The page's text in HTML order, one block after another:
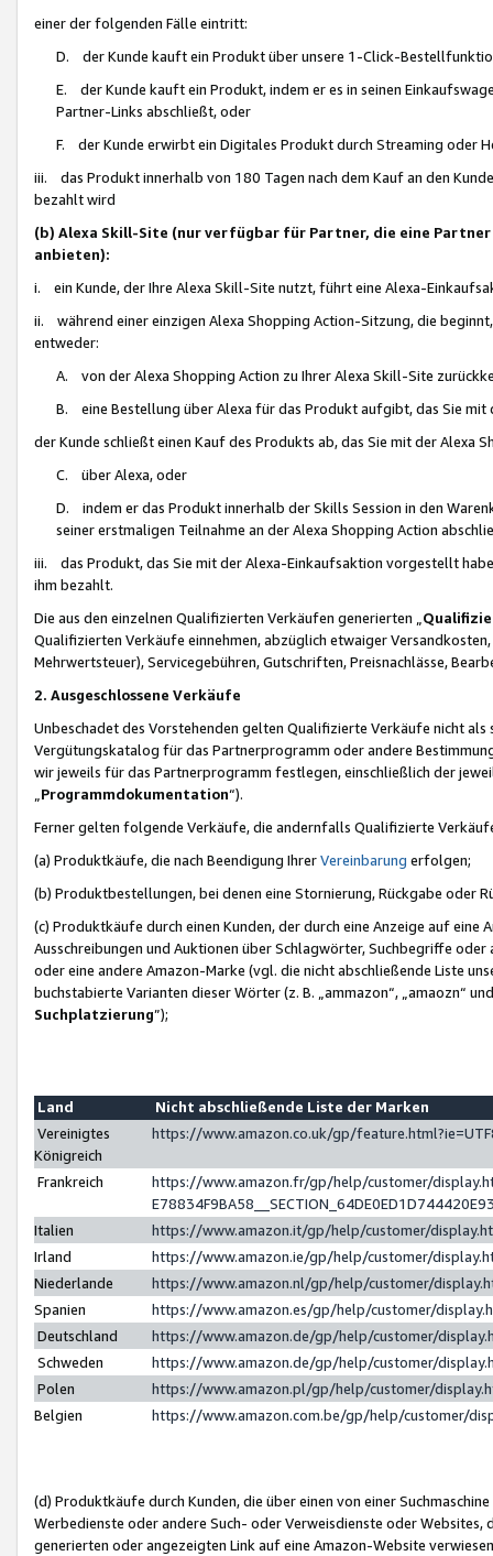
einer der folgenden Fälle eintritt:
D. der Kunde kauft ein Produkt über unsere 1-Click-
E. der Kunde kauft ein Produkt, indem er es in seinen
Partner-Links abschließt, oder
F. der Kunde erwirbt ein Digitales Produkt durch Streaming oder
iii. das Produkt innerhalb von 180 Tagen nach dem Kauf an den
bezahlt wird
(b) Alexa Skill-Site (nur verfügbar für Partner, die eine
anbieten):
i. ein Kunde, der Ihre Alexa Skill-Site nutzt, führt eine Alexa-
ii. während einer einzigen Alexa Shopping Action-Sitzung, die
entweder:
A. von der Alexa Shopping Action zu Ihrer Alexa Skill-Site
B. eine Bestellung über Alexa für das Produkt aufgibt, das Sie mit
der Kunde schließt einen Kauf des Produkts ab, das Sie mit der Alexa
C. über Alexa, oder
D. indem er das Produkt innerhalb der Skills Session in den
seiner erstmaligen Teilnahme an der Alexa Shopping Action
iii. das Produkt, das Sie mit der Alexa-Einkaufsaktion vorgestellt
ihm bezahlt.
Die aus den einzelnen Qualifizierten Verkäufen generierten „
Qualifizierten Verkäufe einnehmen, abzüglich etwaiger
Mehrwertsteuer), Servicegebühren, Gutschriften, Preisnachlässe,
2. Ausgeschlossene Verkäufe
Unbeschadet des Vorstehenden gelten Qualifizierte Verkäufe nicht
Vergütungskatalog für das Partnerprogramm oder andere
wir jeweils für das Partnerprogramm festlegen, einschließlich der
Programmdokumentation“).
Ferner gelten folgende Verkäufe, die andernfalls Qualifizierte
(a) Produktkäufe, die nach Beendigung IhrerVereinbarung erfolgen;
(b) Produktbestellungen, bei denen eine Stornierung, Rückgabe oder
(c) Produktkäufe durch einen Kunden, der durch eine Anzeige auf
Ausschreibungen und Auktionen über Schlagwörter, Suchbegriffe
oder eine andere Amazon-Marke (vgl. die nicht abschließende Liste
buchstabierte Varianten dieser Wörter (z. B. „ammazon“, „amaozn“
Suchplatzierung”);
Land
Nicht abschließende Liste der Marken
Vereinigtes
Königreich
https://www.amazon.co.uk/gp/
Frankreich
https://www.amazon.fr/gp/help/customer/
Italien
https://www.amazon.it/gp/help/customer/
Irland
https://www.amazon.ie/gp/help/customer/
Niederlande
https://www.amazon.nl/gp/help/customer/
Spanien
https://www.amazon.es/gp/help/customer/
Deutschland
https://www.amazon.de/gp/help/customer/
Schweden
https://www.amazon.de/gp/help/customer/
Polen
https://www.amazon.pl/gp/help/customer/
Belgien
https://www.amazon.com.be/gp/help/customer/
(d) Produktkäufe durch Kunden, die über einen von einer
Werbedienste oder andere Such- oder Verweisdienste oder Websites,
generierten oder angezeigten Link auf eine Amazon-Website